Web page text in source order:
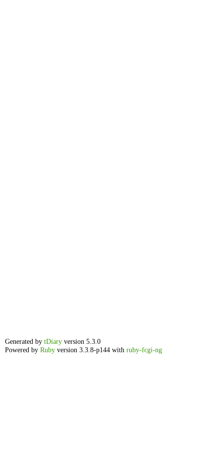
Generated by tDiary version 5.3.0
Powered by Ruby version 3.3.8-p144 with ruby-fcgi-ng